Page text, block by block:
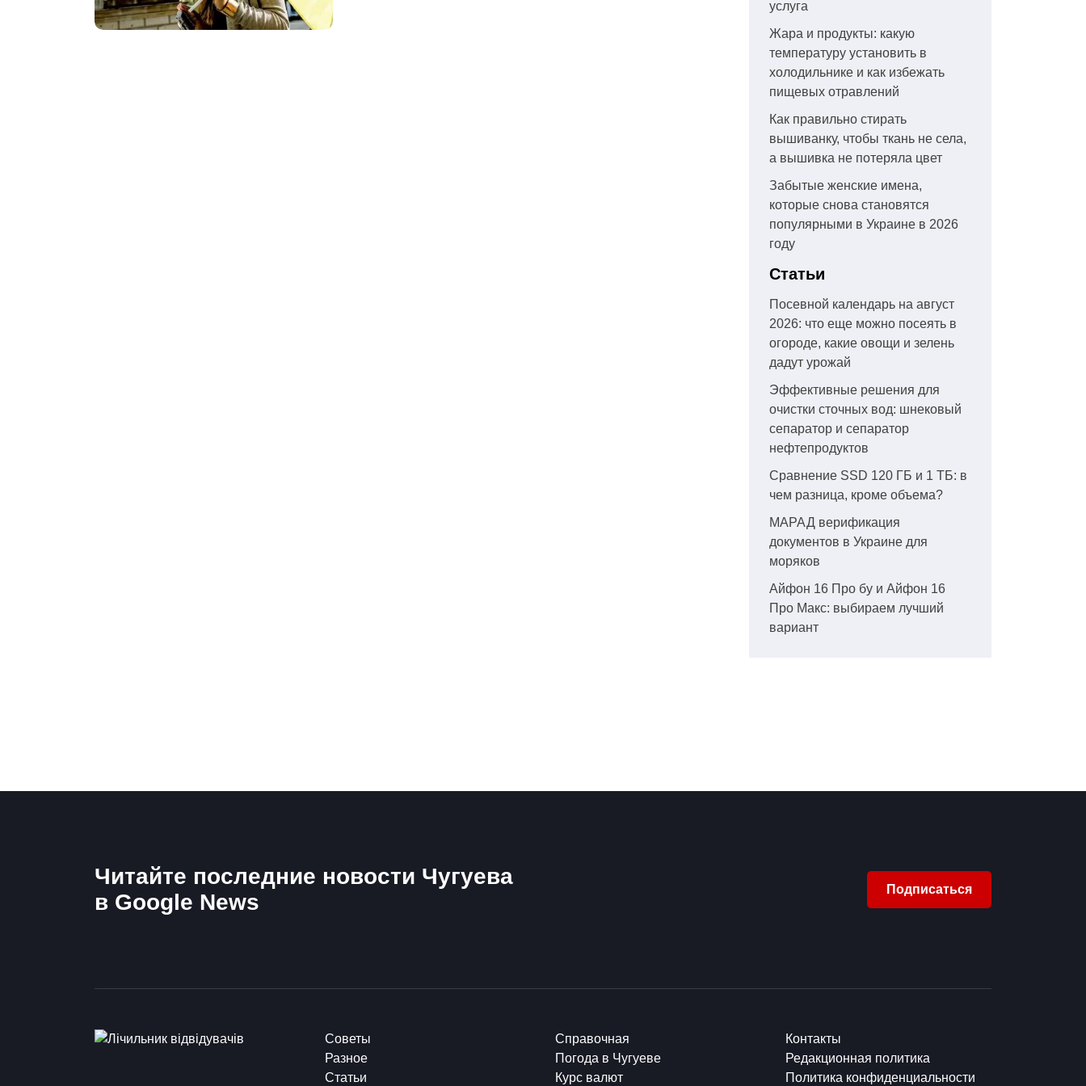
услуга
Жара и продукты: какую
температуру установить в
холодильнике и как избежать
пищевых отравлений
Как правильно стирать
вышиванку, чтобы ткань не села,
а вышивка не потеряла цвет
Забытые женские имена,
которые снова становятся
популярными в Украине в 2026
году
Статьи
Посевной календарь на август
2026: что еще можно посеять в
огороде, какие овощи и зелень
дадут урожай
Эффективные решения для
очистки сточных вод: шнековый
сепаратор и сепаратор
нефтепродуктов
Сравнение SSD 120 ГБ и 1 ТБ: в
чем разница, кроме объема?
МАРАД верификация
документов в Украине для
моряков
Айфон 16 Про бу и Айфон 16
Про Макс: выбираем лучший
вариант
Читайте последние новости Чугуева
в Google News
Подписаться
Советы
Разное
Статьи
Справочная
Погода в Чугуеве
Курс валют
Контакты
Редакционная политика
Политика конфиденциальности